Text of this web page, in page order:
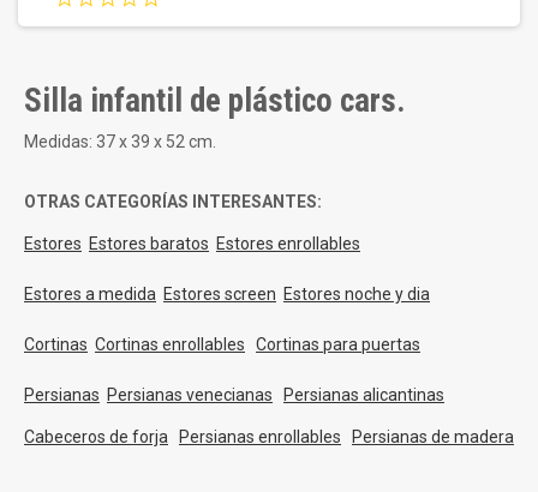
Silla infantil de plástico cars.
Medidas: 37 x 39 x 52 cm.
OTRAS CATEGORÍAS INTERESANTES:
Estores Estores baratos Estores enrollables
Estores a medida Estores screen Estores noche y dia
Cortinas Cortinas enrollables Cortinas para puertas
Persianas Persianas venecianas Persianas alicantinas
Cabeceros de forja Persianas enrollables Persianas de madera